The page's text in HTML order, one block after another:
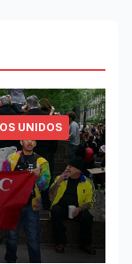
UNIDOS